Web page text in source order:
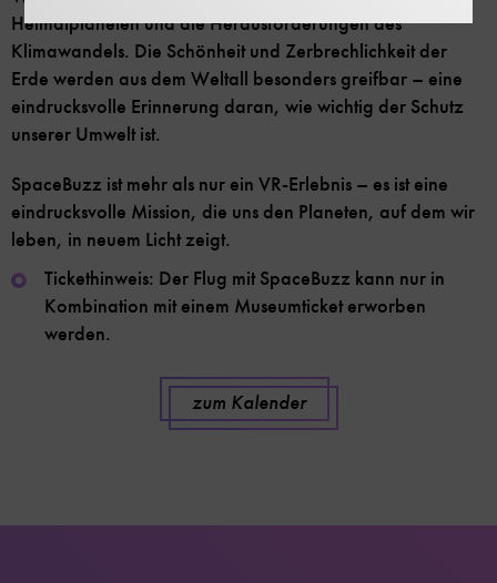
Heimatplaneten und die Herausforderungen des
Klimawandels. Die Schönheit und Zerbrechlichkeit der
Erde werden aus dem Weltall besonders greifbar – eine
eindrucksvolle Erinnerung daran, wie wichtig der Schutz
unserer Umwelt ist.
SpaceBuzz ist mehr als nur ein VR-Erlebnis – es ist eine
eindrucksvolle Mission, die uns den Planeten, auf dem wir
leben, in neuem Licht zeigt.
Tickethinweis: Der Flug mit SpaceBuzz kann nur in
Kombination mit einem Museumticket erworben
werden.
zum Kalender